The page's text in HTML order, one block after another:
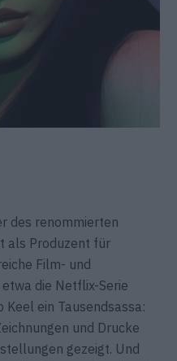
des renommierten
als Produzent für
Film- und
die Netflix-Serie
Keel ein Tausendsassa:
und Drucke
gezeigt. Und